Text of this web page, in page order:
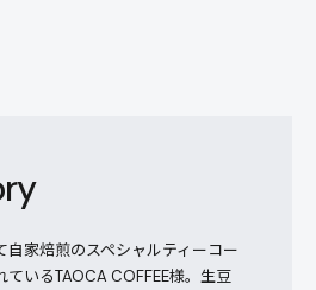
自家焙煎のスペシャルティーコー
ているTAOCA COFFEE様。生豆